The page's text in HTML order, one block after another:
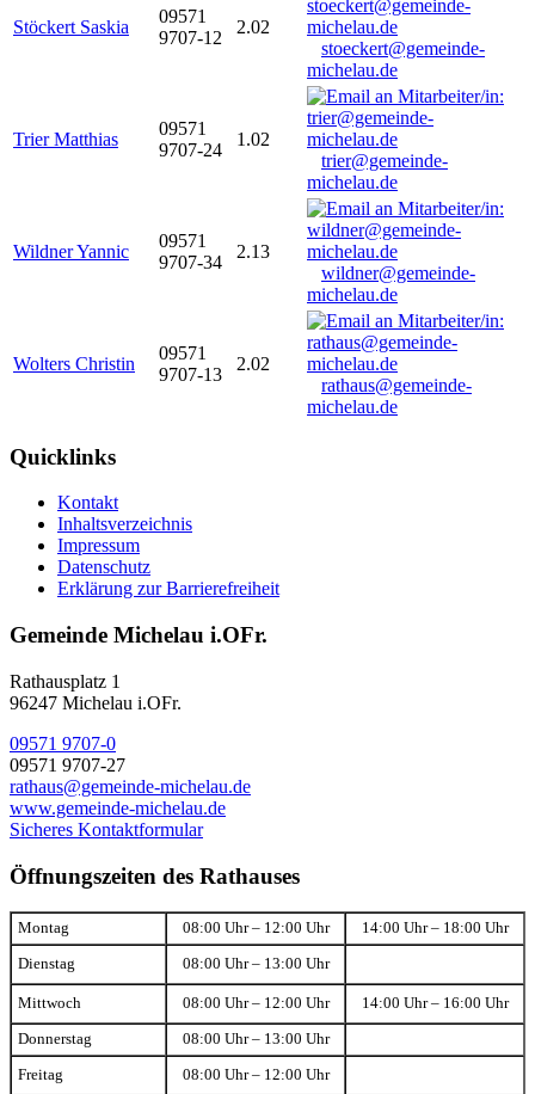
Stöckert Saskia
09571
9707-12
2.02
stoeckert@gemeinde-
michelau.de
Trier Matthias
09571
9707-24
1.02
trier@gemeinde-
michelau.de
Wildner Yannic
09571
9707-34
2.13
wildner@gemeinde-
michelau.de
Wolters Christin
09571
9707-13
2.02
rathaus@gemeinde-
michelau.de
Quicklinks
Kontakt
Inhaltsverzeichnis
Impressum
Datenschutz
Erklärung zur Barrierefreiheit
Gemeinde Michelau i.OFr.
Rathausplatz 1
96247 Michelau i.OFr.
09571 9707-0
09571 9707-27
rathaus@gemeinde-michelau.de
www.gemeinde-michelau.de
Sicheres Kontaktformular
Öffnungszeiten des Rathauses
Montag 08:00 Uhr – 12:00 Uhr 14:00 Uhr – 18:00 Uhr
Dienstag 08:00 Uhr – 13:00 Uhr
Mittwoch 08:00 Uhr – 12:00 Uhr 14:00 Uhr – 16:00 Uhr
Donnerstag 08:00 Uhr – 13:00 Uhr
Freitag 08:00 Uhr – 12:00 Uhr